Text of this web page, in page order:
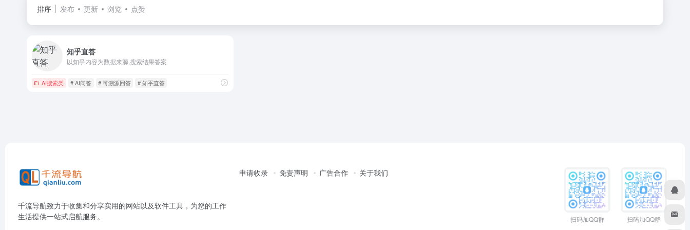
排序 发布 更新 浏览 点赞
知乎直答
以知乎内容为数据来源,搜索结果答案
AI搜索类 # AI问答 # 可溯源回答 # 知乎直答
千流导航致力于收集和分享实用的网站以及软件工具，为您的工作
生活提供一站式启航服务。
申请收录 免责声明 广告合作 关于我们
扫码加QQ群 扫码加QQ群